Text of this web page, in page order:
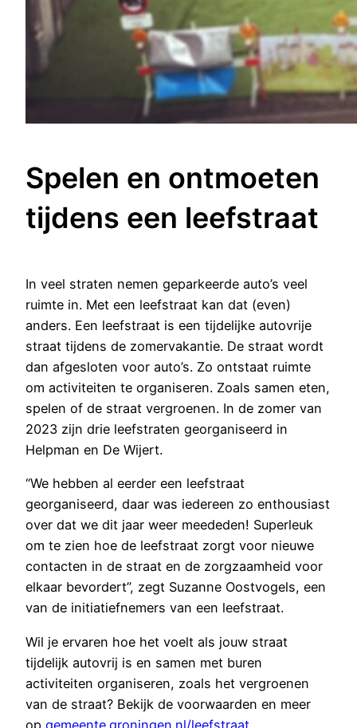
Spelen en ontmoeten
tijdens een leefstraat
In veel straten nemen geparkeerde auto’s veel
ruimte in. Met een leefstraat kan dat (even)
anders. Een leefstraat is een tijdelijke autovrije
straat tijdens de zomervakantie. De straat wordt
dan afgesloten voor auto’s. Zo ontstaat ruimte
om activiteiten te organiseren. Zoals samen eten,
spelen of de straat vergroenen. In de zomer van
2023 zijn drie leefstraten georganiseerd in
Helpman en De Wijert.
“We hebben al eerder een leefstraat
georganiseerd, daar was iedereen zo enthousiast
over dat we dit jaar weer meededen! Superleuk
om te zien hoe de leefstraat zorgt voor nieuwe
contacten in de straat en de zorgzaamheid voor
elkaar bevordert”, zegt Suzanne Oostvogels, een
van de initiatiefnemers van een leefstraat.
Wil je ervaren hoe het voelt als jouw straat
tijdelijk autovrij is en samen met buren
activiteiten organiseren, zoals het vergroenen
van de straat? Bekijk de voorwaarden en meer
op gemeente.groningen.nl/leefstraat